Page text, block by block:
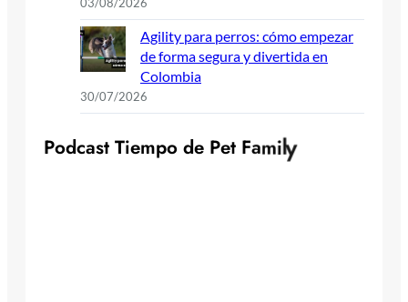
Agility para perros: cómo empezar
de forma segura y divertida en
Colombia
30/07/2026
Podcast Tiempo de Pet Family